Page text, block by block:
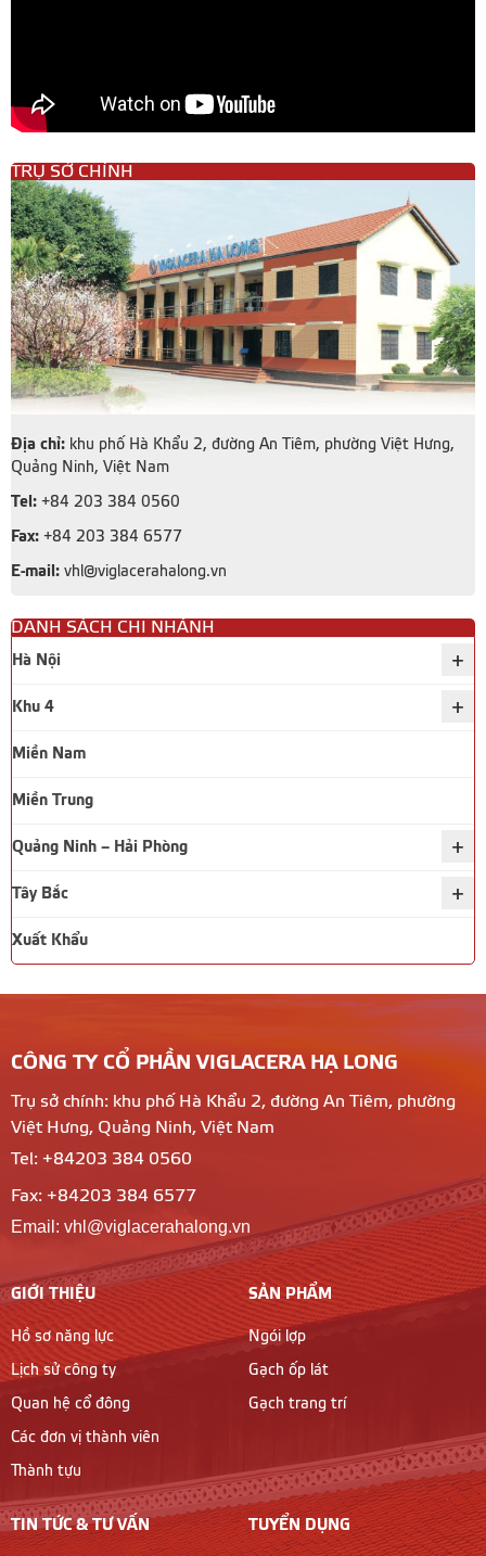
TRỤ SỞ CHÍNH
Địa chỉ: khu phố Hà Khẩu 2, đường An Tiêm, phường Việt Hưng,
Quảng Ninh, Việt Nam
Tel: +84 203 384 0560
Fax: +84 203 384 6577
E-mail: vhl@viglacerahalong.vn
DANH SÁCH CHI NHÁNH
Hà Nội +
Khu 4 +
Miền Nam
Miền Trung
Quảng Ninh – Hải Phòng +
Tây Bắc +
Xuất Khẩu
CÔNG TY CỔ PHẦN VIGLACERA HẠ LONG
Trụ sở chính: khu phố Hà Khẩu 2, đường An Tiêm, phường
Việt Hưng, Quảng Ninh, Việt Nam
Tel: +84203 384 0560
Fax: +84203 384 6577
Email: vhl@viglacerahalong.vn
GIỚI THIỆU
Hồ sơ năng lực
Lịch sử công ty
Quan hệ cổ đông
Các đơn vị thành viên
Thành tựu
SẢN PHẨM
Ngói lợp
Gạch ốp lát
Gạch trang trí
TIN TỨC & TƯ VẤN TUYỂN DỤNG